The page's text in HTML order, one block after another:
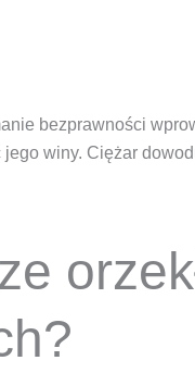
bezprawności
winy. Ciężar